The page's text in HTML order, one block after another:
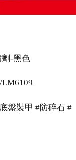
劑-黑色
LM6109
盤裝甲 #防碎石 #